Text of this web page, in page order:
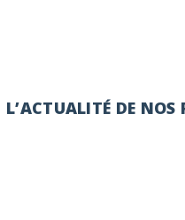
L’ACTUALITÉ DE NOS